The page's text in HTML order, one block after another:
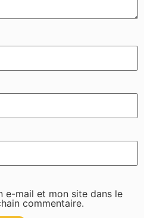
e-mail et mon site dans le
commentaire.